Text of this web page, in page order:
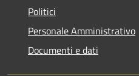
Politici
Personale Amministrativo
Documenti e dati